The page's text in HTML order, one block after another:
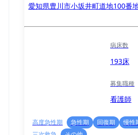
愛知県豊川市小坂井町道地100番
病床数
193床
募集職種
看護師
高度急性期 急性期 回復期 慢性